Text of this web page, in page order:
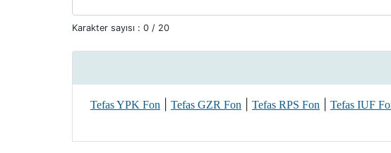
Karakter sayısı : 0 / 20
Tefas YPK Fon Tefas GZR Fon Tefas RPS Fon Tefas IUF